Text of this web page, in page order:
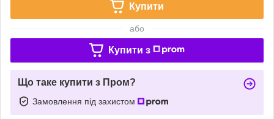
Купити
або
Купити з
Що таке купити з Пром?
Замовлення під захистом